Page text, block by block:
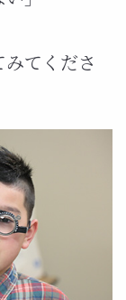
てくださ